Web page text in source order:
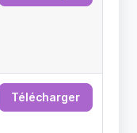
Télécharger